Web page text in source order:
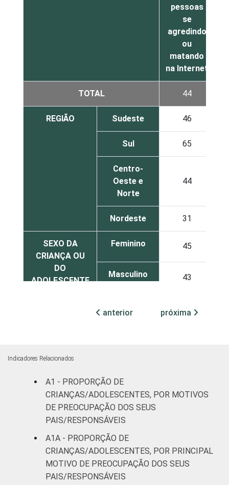
pessoas
se
agredindo
ou
matando
na Internet
TOTAL 44
REGIÃO Sudeste 46
Sul 65
Centro-
Oeste e
Norte
44
Nordeste 31
SEXO DA
CRIANÇA OU
DO
ADOLESCENTE
Feminino 45
Masculino 43
Fundamental
35
Médio ou
mais
54
DA CRIANÇA
OU DO
ADOLESCENTE
anos
De 11 a 12
anos
anterior próxima
Indicadores Relacionados
A1 - PROPORÇÃO DE
CRIANÇAS/ADOLESCENTES, POR MOTIVOS
DE PREOCUPAÇÃO DOS SEUS
PAIS/RESPONSÁVEIS
A1A - PROPORÇÃO DE
CRIANÇAS/ADOLESCENTES, POR PRINCIPAL
MOTIVO DE PREOCUPAÇÃO DOS SEUS
PAIS/RESPONSÁVEIS